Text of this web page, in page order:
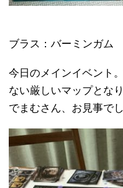
ブラス：バーミンガ
今日のメインイベント
ない厳しいマップとな
でまむさん、お見事でし